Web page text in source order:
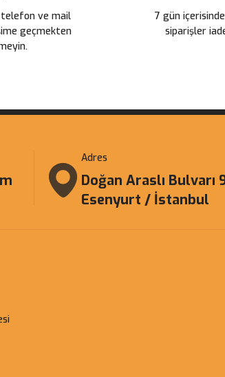
telefon ve mail
geçmekten
7 gün
siparişler
Adres
Doğan Araslı Bulvarı
Esenyurt / İstanbul